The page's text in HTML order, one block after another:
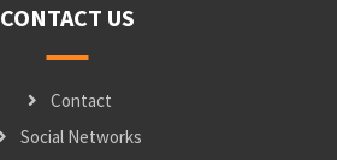
CONTACT US
Contact
Social Networks